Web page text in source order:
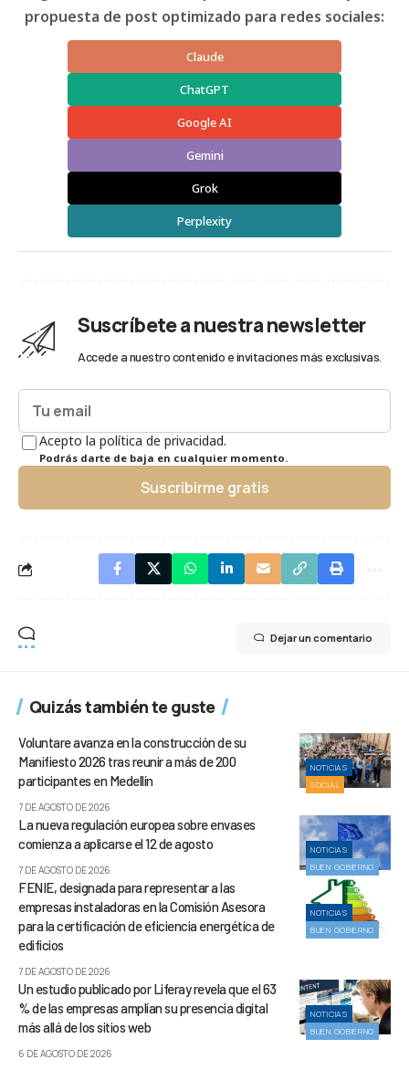
propuesta de post optimizado para redes sociales:
Claude
ChatGPT
Google AI
Gemini
Grok
Perplexity
Suscríbete a nuestra newsletter
Accede a nuestro contenido e invitaciones más exclusivas.
Acepto la política de privacidad.
Podrás darte de baja en cualquier momento.
Suscribirme gratis
Dejar un comentario
Quizás también te guste
NOTICIAS
SOCIAL
Voluntare avanza en la construcción de su
Manifiesto 2026 tras reunir a más de 200
participantes en Medellín
7 DE AGOSTO DE 2026
NOTICIAS
BUEN GOBIERNO
La nueva regulación europea sobre envases
comienza a aplicarse el 12 de agosto
7 DE AGOSTO DE 2026
NOTICIAS
BUEN GOBIERNO
FENIE, designada para representar a las
empresas instaladoras en la Comisión Asesora
para la certificación de eficiencia energética de
edificios
7 DE AGOSTO DE 2026
NOTICIAS
BUEN GOBIERNO
Un estudio publicado por Liferay revela que el 63
% de las empresas amplían su presencia digital
más allá de los sitios web
6 DE AGOSTO DE 2026